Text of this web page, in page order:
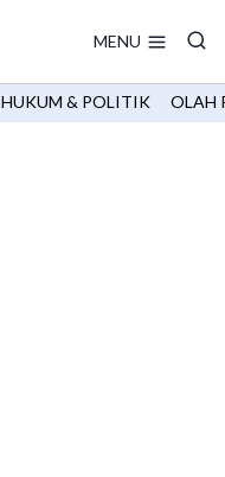
MENU
HUKUM & POLITIK OLAH